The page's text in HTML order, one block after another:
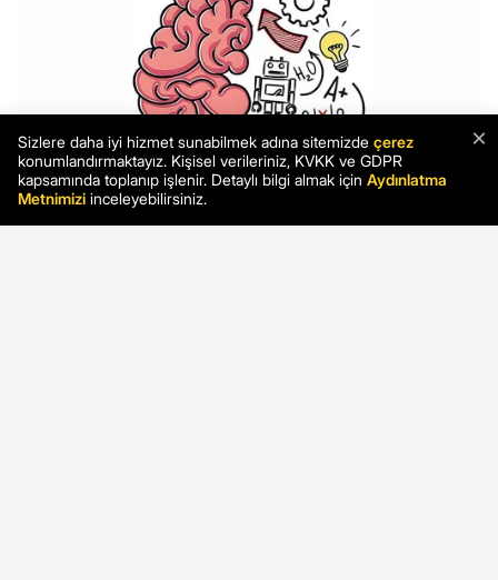
×
Sizlere daha iyi hizmet sunabilmek adına sitemizde çerez
konumlandırmaktayız. Kişisel verileriniz, KVKK ve GDPR
kapsamında toplanıp işlenir. Detaylı bilgi almak için Aydınlatma
Metnimizi inceleyebilirsiniz.